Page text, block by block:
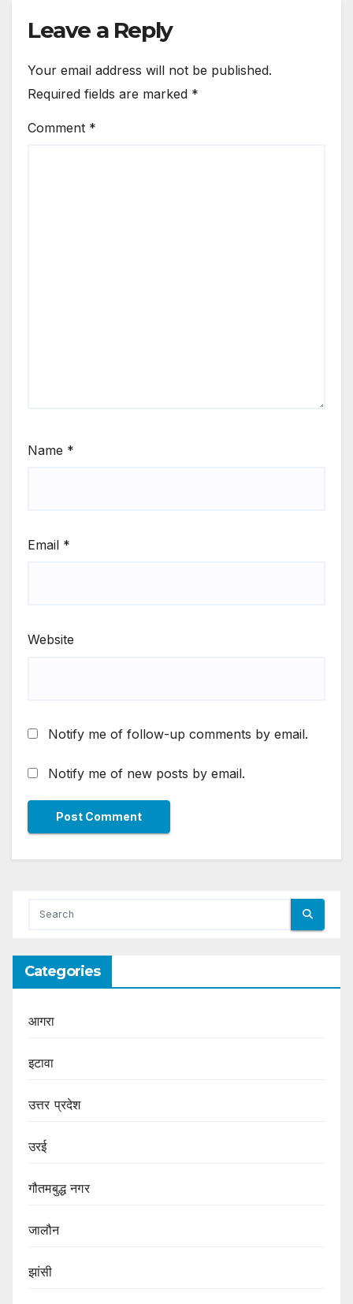
Leave a Reply
Your email address will not be published.
Required fields are marked *
Comment *
Name *
Email *
Website
Notify me of follow-up comments by email.
Notify me of new posts by email.
Categories
आगरा
इटावा
उत्तर प्रदेश
उरई
गौतमबुद्ध नगर
जालौन
झांसी